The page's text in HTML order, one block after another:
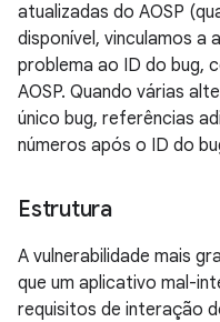
atualizadas do AOSP
disponível, vinculamos a
problema ao ID do bug,
AOSP. Quando várias
único bug, referências
números após o ID do
Estrutura
A vulnerabilidade mais
que um aplicativo mal-
requisitos de interação